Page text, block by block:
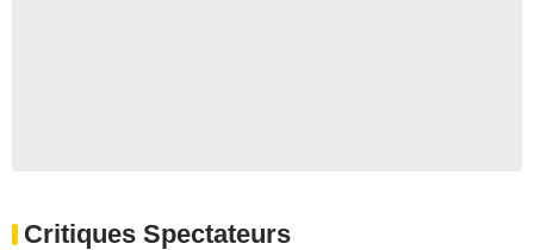
Critiques Spectateurs